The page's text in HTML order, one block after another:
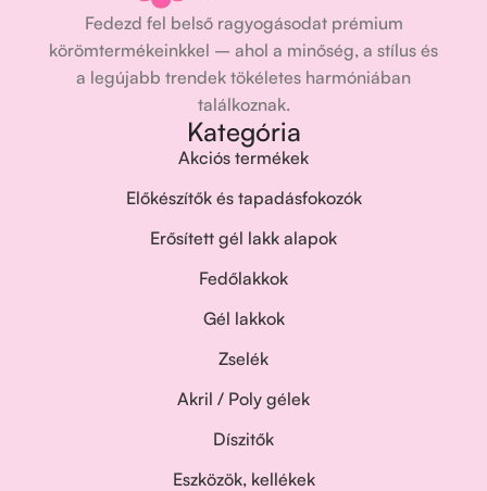
Fedezd fel belső ragyogásodat prémium
körömtermékeinkkel – ahol a minőség, a stílus és
a legújabb trendek tökéletes harmóniában
találkoznak.
Kategória
Akciós termékek
Előkészítők és tapadásfokozók
Erősített gél lakk alapok
Fedőlakkok
Gél lakkok
Zselék
Akril / Poly gélek
Díszitők
Eszközök, kellékek